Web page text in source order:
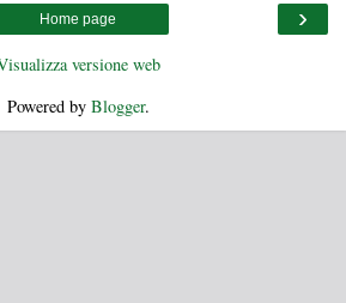
›
Home page
versione web
Powered by Blogger.